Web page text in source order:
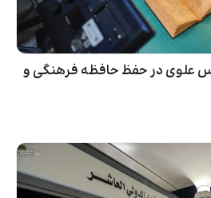
علوی در حفظ حافظه فرهنگی و